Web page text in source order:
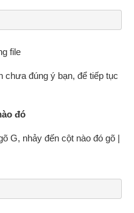
file
chưa đúng ý bạn, để tiếp tục
đó
G, nhảy đến cột nào đó gõ |